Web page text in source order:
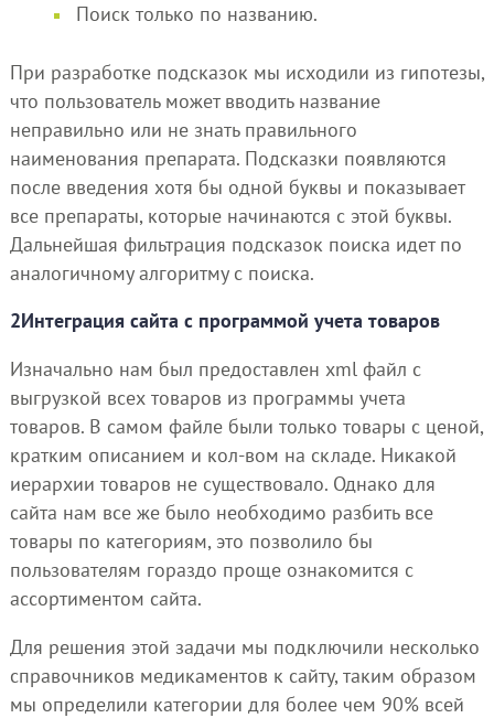
Поиск только по названию.
При разработке подсказок мы исходили из гипотезы,
что пользователь может вводить название
неправильно или не знать правильного
наименования препарата. Подсказки появляются
после введения хотя бы одной буквы и показывает
все препараты, которые начинаются с этой буквы.
Дальнейшая фильтрация подсказок поиска идет по
аналогичному алгоритму с поиска.
2Интеграция сайта с программой учета товаров
Изначально нам был предоставлен xml файл с
выгрузкой всех товаров из программы учета
товаров. В самом файле были только товары с ценой,
кратким описанием и кол-вом на складе. Никакой
иерархии товаров не существовало. Однако для
сайта нам все же было необходимо разбить все
товары по категориям, это позволило бы
пользователям гораздо проще ознакомится с
ассортиментом сайта.
Для решения этой задачи мы подключили несколько
справочников медикаментов к сайту, таким образом
мы определили категории для более чем 90% всей